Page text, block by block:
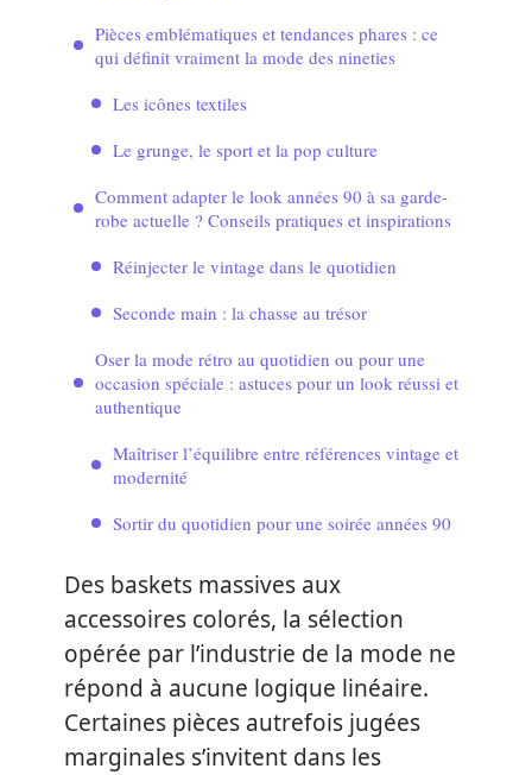
Pièces emblématiques et tendances phares : ce
qui définit vraiment la mode des nineties
Les icônes textiles
Le grunge, le sport et la pop culture
Comment adapter le look années 90 à sa garde-
robe actuelle ? Conseils pratiques et inspirations
Réinjecter le vintage dans le quotidien
Seconde main : la chasse au trésor
Oser la mode rétro au quotidien ou pour une
occasion spéciale : astuces pour un look réussi et
authentique
Maîtriser l’équilibre entre références vintage et
modernité
Sortir du quotidien pour une soirée années 90
Des baskets massives aux
accessoires colorés, la sélection
opérée par l’industrie de la mode ne
répond à aucune logique linéaire.
Certaines pièces autrefois jugées
marginales s’invitent dans les